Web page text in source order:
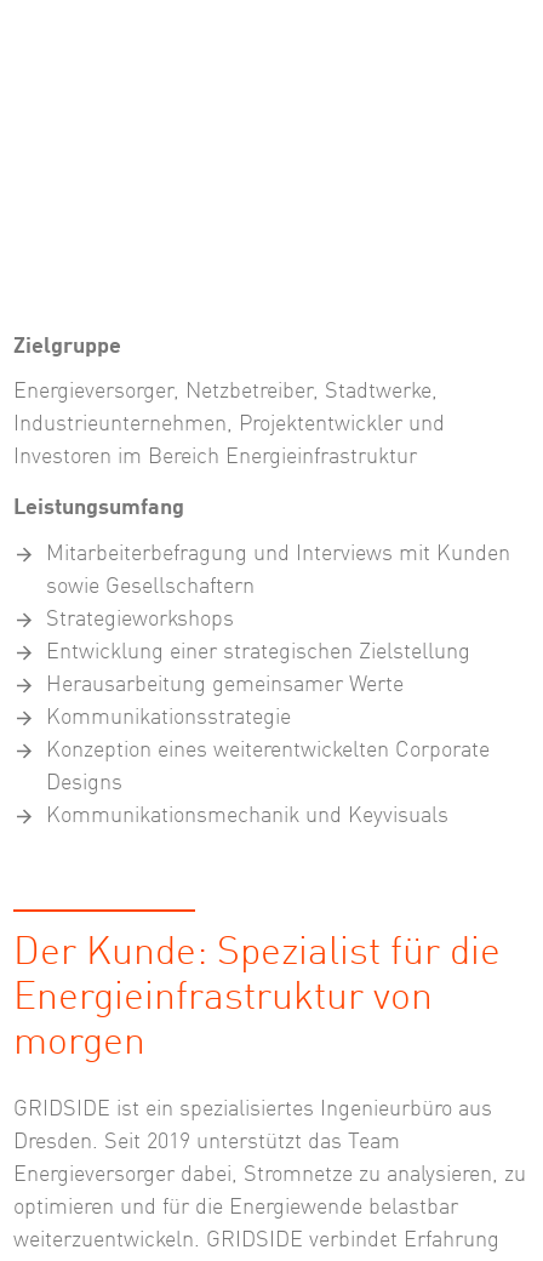
Zielgruppe
Energieversorger, Netzbetreiber, Stadtwerke,
Industrieunternehmen, Projektentwickler und
Investoren im Bereich Energieinfrastruktur
Leistungsumfang
Mitarbeiterbefragung und Interviews mit Kunden
sowie Gesellschaftern
Strategieworkshops
Entwicklung einer strategischen Zielstellung
Herausarbeitung gemeinsamer Werte
Kommunikationsstrategie
Konzeption eines weiterentwickelten Corporate
Designs
Kommunikationsmechanik und Keyvisuals
Der Kunde: Spezialist für die
Energieinfrastruktur von
morgen
GRIDSIDE ist ein spezialisiertes Ingenieurbüro aus
Dresden. Seit 2019 unterstützt das Team
Energieversorger dabei, Stromnetze zu analysieren, zu
optimieren und für die Energiewende belastbar
weiterzuentwickeln. GRIDSIDE verbindet Erfahrung